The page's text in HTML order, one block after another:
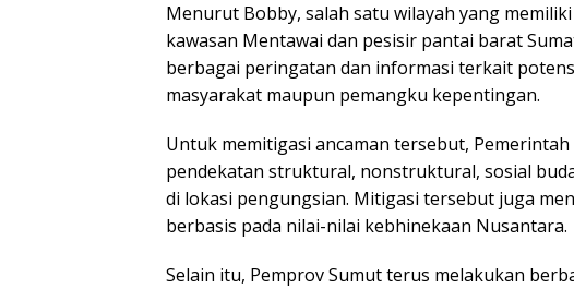
Menurut Bobby, salah satu wilayah yang
kawasan Mentawai dan pesisir pantai barat
berbagai peringatan dan informasi terkait
masyarakat maupun pemangku kepentingan.
Untuk memitigasi ancaman tersebut,
pendekatan struktural, nonstruktural, sosial
di lokasi pengungsian. Mitigasi tersebut juga
berbasis pada nilai-nilai kebhinekaan Nusantara.
Selain itu, Pemprov Sumut terus melakukan